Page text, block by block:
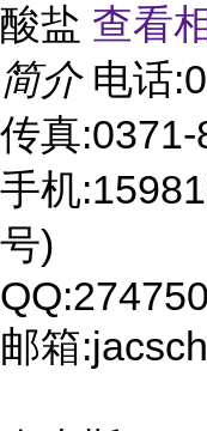
酸盐 查看
简介 电话
传真
手机
号)
邮箱